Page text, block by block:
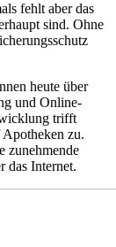
fehlt aber das
sind. Ohne
heute über
und Online-
trifft
zu.
zunehmende
das Internet.